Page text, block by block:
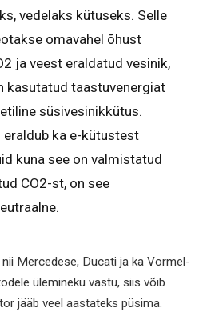
vedelaks kütuseks. Selle
omavahel õhust
ja veest eraldatud vesinik,
kasutatud taastuvenergiat
süsivesinikkütus.
ka e-kütustest
kuna see on valmistatud
CO2-st, on see
Mercedese, Ducati ja ka Vormel-
ülemineku vastu, siis võib
jääb veel aastateks püsima.